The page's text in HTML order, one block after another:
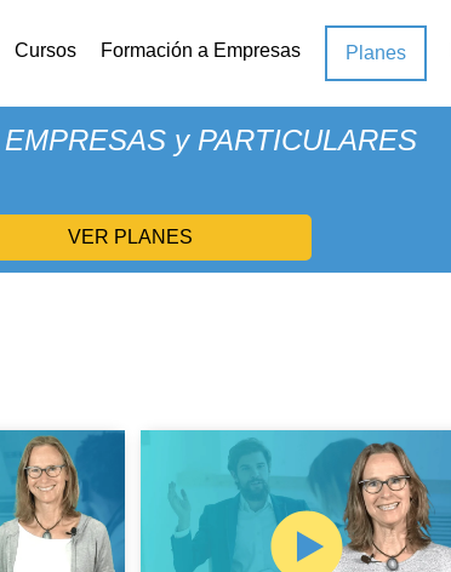
Cursos Formación a Empresas Planes
XTUDEO PLUS?
y PARTICULARES
VER PLANES